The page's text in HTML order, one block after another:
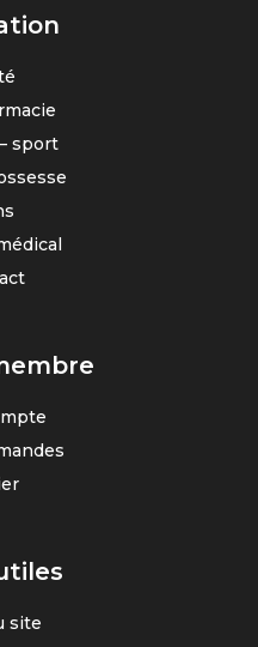
sport
site